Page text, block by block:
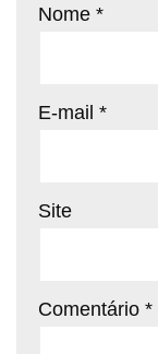
Nome *
E-mail *
Site
Comentário *